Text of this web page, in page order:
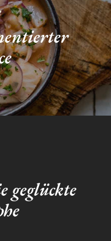
geglückte